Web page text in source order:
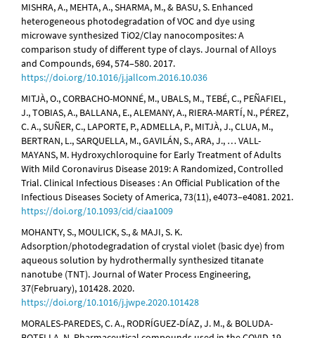
MISHRA, A., MEHTA, A., SHARMA, M., & BASU, S. Enhanced
heterogeneous photodegradation of VOC and dye using
microwave synthesized TiO2/Clay nanocomposites: A
comparison study of different type of clays. Journal of Alloys
and Compounds, 694, 574–580. 2017.
https://doi.org/10.1016/j.jallcom.2016.10.036
MITJÀ, O., CORBACHO-MONNÉ, M., UBALS, M., TEBÉ, C., PEÑAFIEL,
J., TOBIAS, A., BALLANA, E., ALEMANY, A., RIERA-MARTÍ, N., PÉREZ,
C. A., SUÑER, C., LAPORTE, P., ADMELLA, P., MITJÀ, J., CLUA, M.,
BERTRAN, L., SARQUELLA, M., GAVILÁN, S., ARA, J., … VALL-
MAYANS, M. Hydroxychloroquine for Early Treatment of Adults
With Mild Coronavirus Disease 2019: A Randomized, Controlled
Trial. Clinical Infectious Diseases : An Official Publication of the
Infectious Diseases Society of America, 73(11), e4073–e4081. 2021.
https://doi.org/10.1093/cid/ciaa1009
MOHANTY, S., MOULICK, S., & MAJI, S. K.
Adsorption/photodegradation of crystal violet (basic dye) from
aqueous solution by hydrothermally synthesized titanate
nanotube (TNT). Journal of Water Process Engineering,
37(February), 101428. 2020.
https://doi.org/10.1016/j.jwpe.2020.101428
MORALES-PAREDES, C. A., RODRÍGUEZ-DÍAZ, J. M., & BOLUDA-